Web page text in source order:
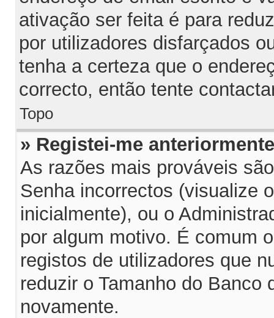
ativação ser feita é para
por utilizadores disfarçados
tenha a certeza que o
correcto, então tente
Topo
» Registei-me
As razões mais prováveis
Senha incorrectos (visualize
inicialmente), ou o
por algum motivo. É comum
registos de utilizadores que
reduzir o Tamanho do Banco
novamente.